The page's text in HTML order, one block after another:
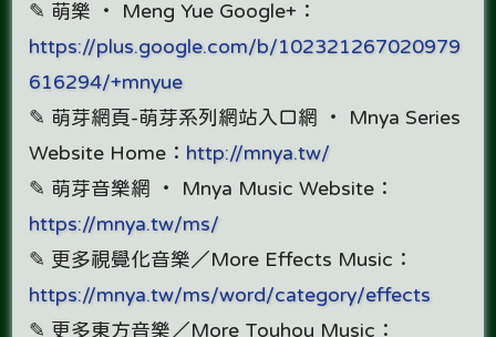
✎ 萌樂 ‧ Meng Yue Google+：
https://plus.google.com/b/102321267020979
616294/+mnyue
✎ 萌芽網頁-萌芽系列網站入口網 ‧ Mnya Series
Website Home： http://mnya.tw/
✎ 萌芽音樂網 ‧ Mnya Music Website：
https://mnya.tw/ms/
✎ 更多視覺化音樂／More Effects Music：
https://mnya.tw/ms/word/category/effects
✎ 更多東方音樂／More Touhou Music：